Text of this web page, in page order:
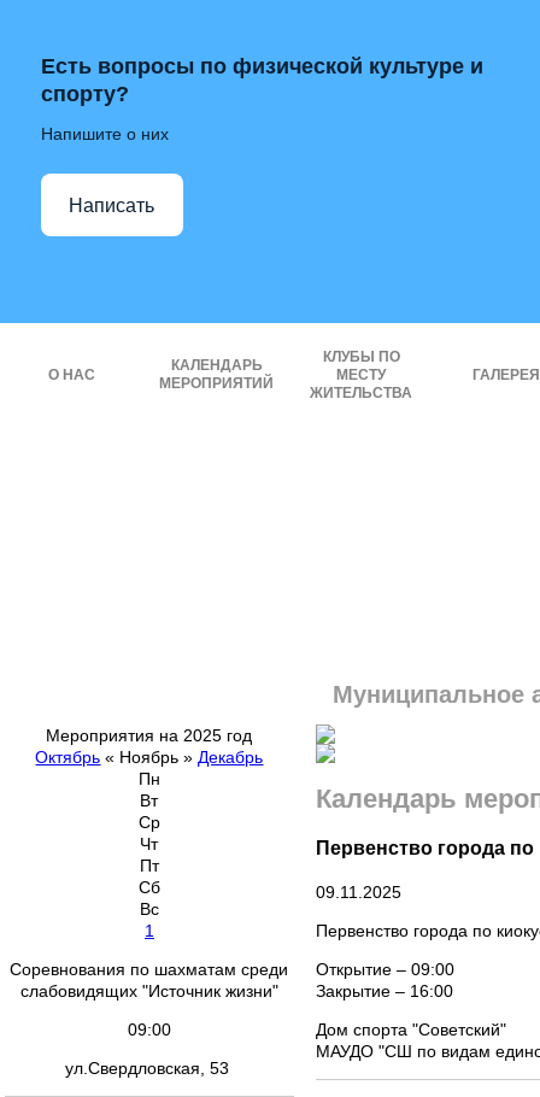
Есть вопросы по физической культуре и
спорту?
Напишите о них
Написать
О НАС
КАЛЕНДАРЬ
МЕРОПРИЯТИЙ
КЛУБЫ ПО
МЕСТУ
ЖИТЕЛЬСТВА
ГАЛЕРЕЯ
Муниципальное
Мероприятия на 2025 год
Октябрь « Ноябрь » Декабрь
Пн
Вт
Ср
Чт
Пт
Сб
Вс
1
Соревнования по шахматам среди
слабовидящих "Источник жизни"
09:00
ул.Свердловская, 53
Календарь
Первенство города по
09.11.2025
Первенство города по
Открытие – 09:00
Закрытие – 16:00
Дом спорта "Советский"
МАУДО "СШ по видам